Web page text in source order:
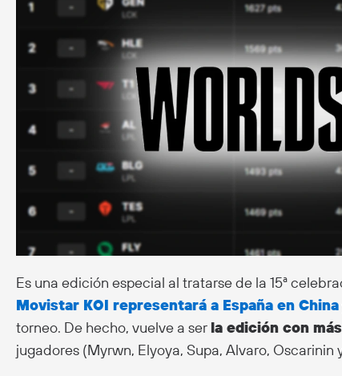
Es una edición especial al tratarse de la 15ª
Movistar KOI representará a España en China
torneo. De hecho, vuelve a ser la edición con
jugadores (Myrwn, Elyoya, Supa, Alvaro,